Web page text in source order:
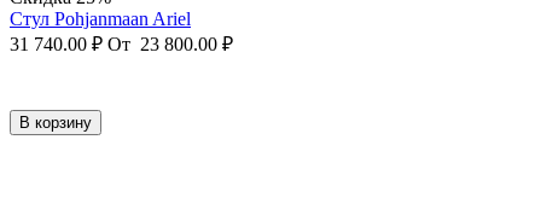
Стул Pohjanmaan Ariel
31 740.00 ₽ От 23 800.00 ₽
В корзину